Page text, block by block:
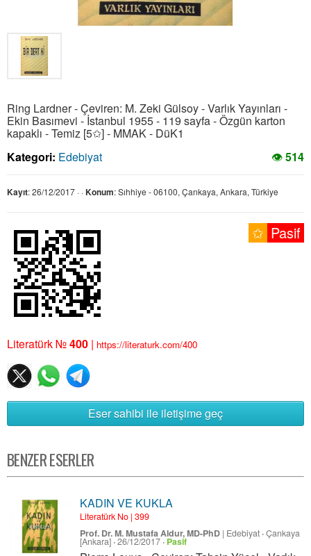
Ring Lardner - Çeviren: M. Zeki Gülsoy - Varlık Yayınları -
Ekin Basımevi - İstanbul 1955 - 119 sayfa - Özgün karton
kapaklı - Temiz [5✩] - MMAK - DüK1
Kategori: Edebiyat 👁514
Kayıt: 26/12/2017 · ·Konum: Sıhhiye - 06100, Çankaya, Ankara, Türkiye
Pasif
✩
Literatürk №400 | https://literaturk.com/400
Eser sahibi ile iletişime geç
BENZER ESERLER
KADIN VE KUKLA
Literatürk No | 399
Prof. Dr. M. Mustafa Aldur, MD-PhD | Edebiyat ·Çankaya
[Ankara] ·26/12/2017 · Pasif